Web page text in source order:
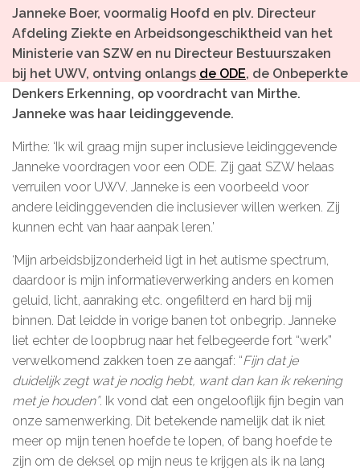
Microlearnings
Ontwikkeltraject Onbeperkt Talent
Breng een ODE!
Ver- en vooroordelencheck
De Escaperoom
Bekijk volledig overzicht
Sluit je ook aan
In jouw organisatie
De beweging in cijfers
De kalender
Over ons
Deelnemers & allianties
Janneke Boer, voormalig Hoofd en plv. Directeur
Afdeling Ziekte en Arbeidsongeschiktheid van het
Ministerie van SZW en nu Directeur Bestuurszaken
bij het UWV, ontving onlangs de ODE, de Onbeperkte
Denkers Erkenning, op voordracht van Mirthe.
Janneke was haar leidinggevende.
Mirthe: ‘Ik wil graag mijn super inclusieve leidinggevende
Janneke voordragen voor een ODE. Zij gaat SZW helaas
verruilen voor UWV. Janneke is een voorbeeld voor
andere leidinggevenden die inclusiever willen werken. Zij
kunnen echt van haar aanpak leren.’
‘Mijn arbeidsbijzonderheid ligt in het autisme spectrum,
daardoor is mijn informatieverwerking anders en komen
geluid, licht, aanraking etc. ongefilterd en hard bij mij
binnen. Dat leidde in vorige banen tot onbegrip. Janneke
liet echter de loopbrug naar het felbegeerde fort “werk”
verwelkomend zakken toen ze aangaf: “Fijn dat je
duidelijk zegt wat je nodig hebt, want dan kan ik rekening
met je houden”. Ik vond dat een ongelooflijk fijn begin van
onze samenwerking. Dit betekende namelijk dat ik niet
meer op mijn tenen hoefde te lopen, of bang hoefde te
zijn om de deksel op mijn neus te krijgen als ik na lang